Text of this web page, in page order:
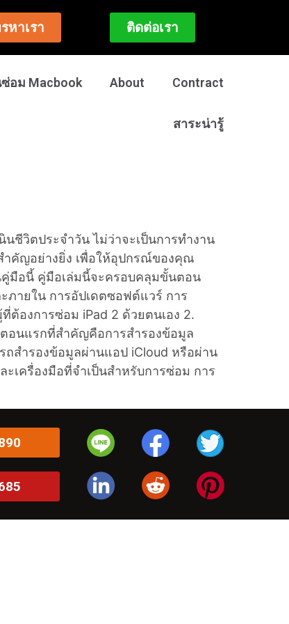
หาเรา ติดต่อเรา
อม Macbook About Contract
สาระน่ารู้
ชีวิตประจำวัน ไม่ว่าจะเป็นการทำงาน
ำคัญอย่างยิ่ง เพื่อให้อุปกรณ์ของคุณ
คู่มือนี้ คู่มือเล่มนี้จะครอบคลุมขั้นตอน
ภายใน การอัปเดตซอฟต์แวร์ การ
ต้องการซ่อม iPad 2 ด้วยตนเอง 2.
ตอนแรกที่สำคัญคือการสำรองข้อมูล
ถสำรองข้อมูลผ่านแอป iCloud หรือผ่าน
เครื่องมือที่จำเป็นสำหรับการซ่อม การ